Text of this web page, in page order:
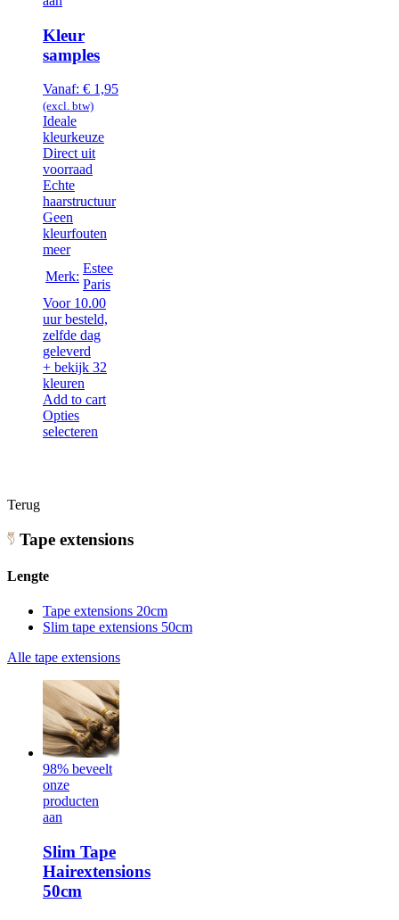
Kleur
samples
Vanaf: € 1,95
(excl. btw)
Ideale
kleurkeuze
Direct uit
voorraad
Echte
haarstructuur
Geen
kleurfouten
meer
Merk:
Estee
Paris
Voor 10.00
uur besteld,
zelfde dag
geleverd
+ bekijk 32
kleuren
Add to cart
Opties
selecteren
Terug
Tape extensions
Lengte
Tape extensions 20cm
Slim tape extensions 50cm
Alle tape extensions
98% beveelt
onze
producten
aan
Slim Tape
Hairextensions
50cm